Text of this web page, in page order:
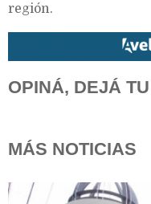
región.
OPINÁ, DEJÁ
MÁS NOTICIAS